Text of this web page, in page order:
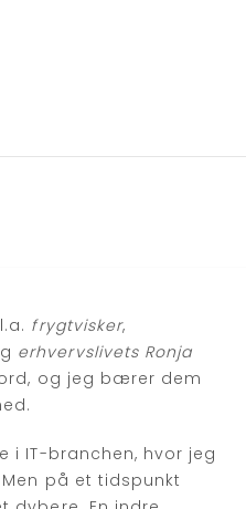
frygtvisker,
erhvervslivets Ronja
og jeg bærer dem
i IT-branchen, hvor jeg
på et tidspunkt